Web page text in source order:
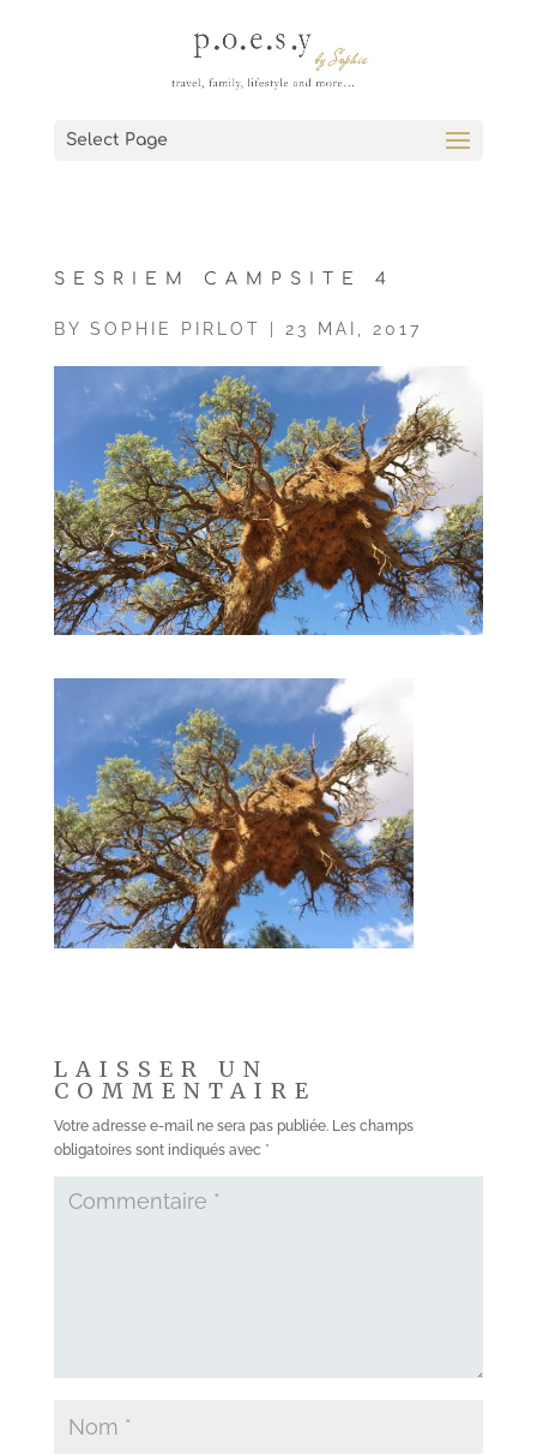
Select Page
SESRIEM CAMPSITE 4
BY SOPHIE PIRLOT 23 MAI, 2017
LAISSER UN
COMMENTAIRE
Votre adresse e-mail ne sera pas publiée. Les champs
obligatoires sont indiqués avec *